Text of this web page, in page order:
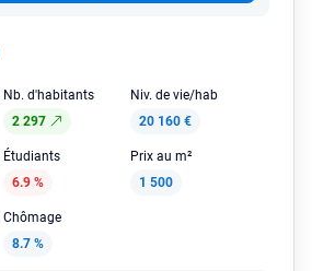
Nb. d'habitants
2 297
Niv. de vie/hab
20 160 €
Étudiants
6.9 %
Prix au m²
1 500
Chômage
8.7 %